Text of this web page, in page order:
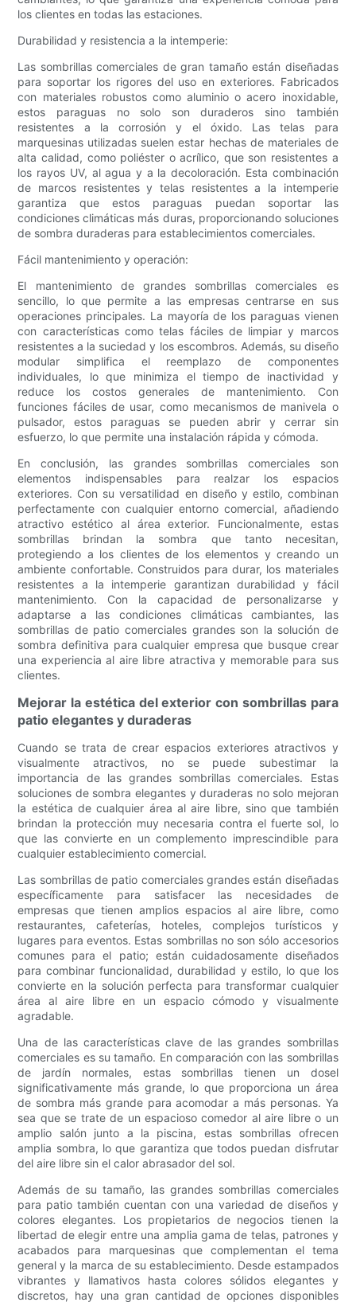
los clientes en todas las estaciones.
Durabilidad y resistencia a la intemperie:
Las sombrillas comerciales de gran tamaño están diseñadas
para soportar los rigores del uso en exteriores. Fabricados
con materiales robustos como aluminio o acero inoxidable,
estos paraguas no solo son duraderos sino también
resistentes a la corrosión y el óxido. Las telas para
marquesinas utilizadas suelen estar hechas de materiales de
alta calidad, como poliéster o acrílico, que son resistentes a
los rayos UV, al agua y a la decoloración. Esta combinación
de marcos resistentes y telas resistentes a la intemperie
garantiza que estos paraguas puedan soportar las
condiciones climáticas más duras, proporcionando soluciones
de sombra duraderas para establecimientos comerciales.
Fácil mantenimiento y operación:
El mantenimiento de grandes sombrillas comerciales es
sencillo, lo que permite a las empresas centrarse en sus
operaciones principales. La mayoría de los paraguas vienen
con características como telas fáciles de limpiar y marcos
resistentes a la suciedad y los escombros. Además, su diseño
modular simplifica el reemplazo de componentes
individuales, lo que minimiza el tiempo de inactividad y
reduce los costos generales de mantenimiento. Con
funciones fáciles de usar, como mecanismos de manivela o
pulsador, estos paraguas se pueden abrir y cerrar sin
esfuerzo, lo que permite una instalación rápida y cómoda.
En conclusión, las grandes sombrillas comerciales son
elementos indispensables para realzar los espacios
exteriores. Con su versatilidad en diseño y estilo, combinan
perfectamente con cualquier entorno comercial, añadiendo
atractivo estético al área exterior. Funcionalmente, estas
sombrillas brindan la sombra que tanto necesitan,
protegiendo a los clientes de los elementos y creando un
ambiente confortable. Construidos para durar, los materiales
resistentes a la intemperie garantizan durabilidad y fácil
mantenimiento. Con la capacidad de personalizarse y
adaptarse a las condiciones climáticas cambiantes, las
sombrillas de patio comerciales grandes son la solución de
sombra definitiva para cualquier empresa que busque crear
una experiencia al aire libre atractiva y memorable para sus
clientes.
Mejorar la estética del exterior con sombrillas para
patio elegantes y duraderas
Cuando se trata de crear espacios exteriores atractivos y
visualmente atractivos, no se puede subestimar la
importancia de las grandes sombrillas comerciales. Estas
soluciones de sombra elegantes y duraderas no solo mejoran
la estética de cualquier área al aire libre, sino que también
brindan la protección muy necesaria contra el fuerte sol, lo
que las convierte en un complemento imprescindible para
cualquier establecimiento comercial.
Las sombrillas de patio comerciales grandes están diseñadas
específicamente para satisfacer las necesidades de
empresas que tienen amplios espacios al aire libre, como
restaurantes, cafeterías, hoteles, complejos turísticos y
lugares para eventos. Estas sombrillas no son sólo accesorios
comunes para el patio; están cuidadosamente diseñados
para combinar funcionalidad, durabilidad y estilo, lo que los
convierte en la solución perfecta para transformar cualquier
área al aire libre en un espacio cómodo y visualmente
agradable.
Una de las características clave de las grandes sombrillas
comerciales es su tamaño. En comparación con las sombrillas
de jardín normales, estas sombrillas tienen un dosel
significativamente más grande, lo que proporciona un área
de sombra más grande para acomodar a más personas. Ya
sea que se trate de un espacioso comedor al aire libre o un
amplio salón junto a la piscina, estas sombrillas ofrecen
amplia sombra, lo que garantiza que todos puedan disfrutar
del aire libre sin el calor abrasador del sol.
Además de su tamaño, las grandes sombrillas comerciales
para patio también cuentan con una variedad de diseños y
colores elegantes. Los propietarios de negocios tienen la
libertad de elegir entre una amplia gama de telas, patrones y
acabados para marquesinas que complementan el tema
general y la marca de su establecimiento. Desde estampados
vibrantes y llamativos hasta colores sólidos elegantes y
discretos, hay una gran cantidad de opciones disponibles